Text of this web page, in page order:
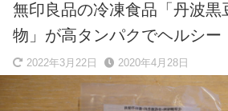
無印良品の冷凍食品「丹波黒
物」が高タンパクでヘルシー
2022年3月22日 2020年4月28日